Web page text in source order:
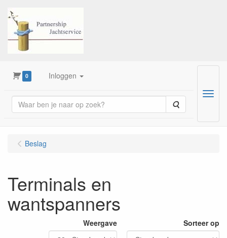
0 Inloggen
Zoeken
Menu
Beslag
Terminals en
wantspanners
Weergave Sorteer op